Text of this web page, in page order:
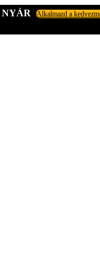
NYÁR Alkalmazd a